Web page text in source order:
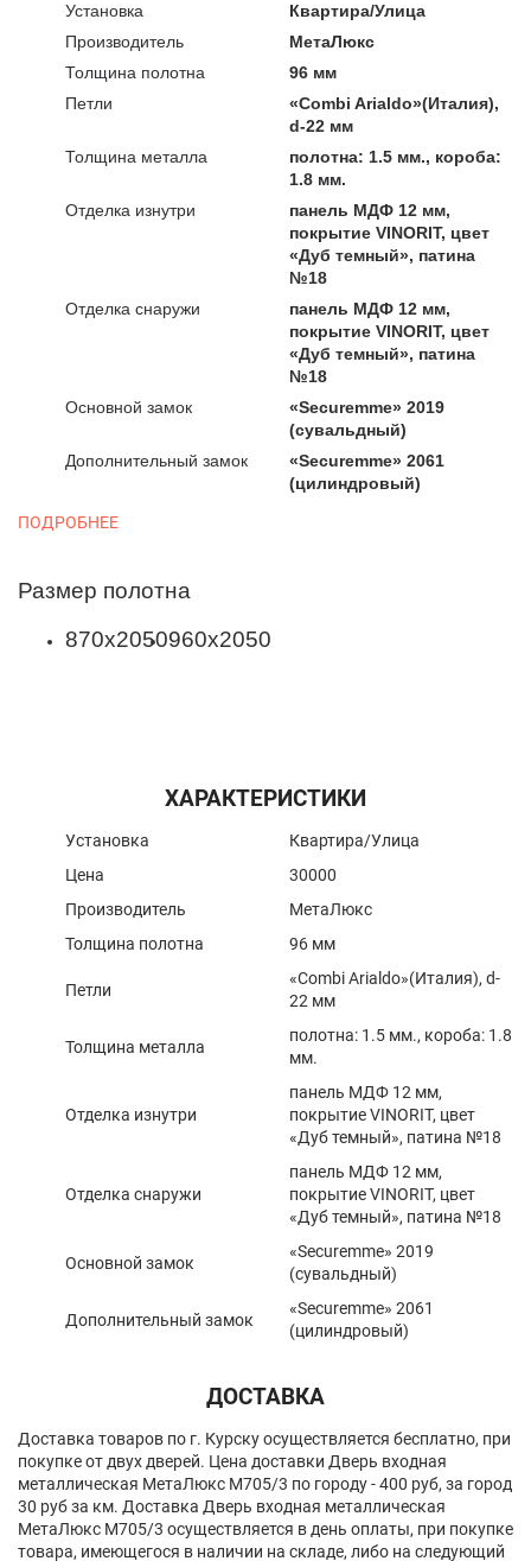
Установка
Квартира​/Улица
Производитель
МетаЛюкс
Толщина полотна
96 мм
Петли
«Combi Arialdo»(Италия),
d-22 мм
Толщина металла
полотна: 1.5 мм., короба:
1.8 мм.
Отделка изнутри
панель МДФ 12 мм,
покрытие VINORIT, цвет
«Дуб темный», патина
№18
Отделка снаружи
панель МДФ 12 мм,
покрытие VINORIT, цвет
«Дуб темный», патина
№18
Основной замок
«Securemme» 2019
(сувальдный)
Дополнительный замок
«Securemme» 2061
(цилиндровый)
ПОДРОБНЕЕ
Размер полотна
870х2050960х2050
ХАРАКТЕРИСТИКИ
Установка
Квартира​/Улица
Цена
30000
Производитель
МетаЛюкс
Толщина полотна
96 мм
Петли
«Combi Arialdo»(Италия), d-
22 мм
Толщина металла
полотна: 1.5 мм., короба: 1.8
мм.
Отделка изнутри
панель МДФ 12 мм,
покрытие VINORIT, цвет
«Дуб темный», патина №18
Отделка снаружи
панель МДФ 12 мм,
покрытие VINORIT, цвет
«Дуб темный», патина №18
Основной замок
«Securemme» 2019
(сувальдный)
Дополнительный замок
«Securemme» 2061
(цилиндровый)
ДОСТАВКА
Доставка товаров по г. Курску осуществляется бесплатно, при
покупке от двух дверей. Цена доставки Дверь входная
металлическая МетаЛюкс M705/3 по городу - 400 руб, за город
30 руб за км. Доставка Дверь входная металлическая
МетаЛюкс M705/3 осуществляется в день оплаты, при покупке
товара, имеющегося в наличии на складе, либо на следующий